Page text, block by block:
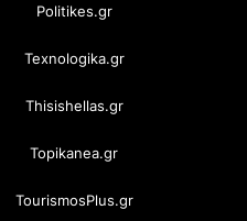
Politikes.gr
Texnologika.gr
Thisishellas.gr
Topikanea.gr
TourismosPlus.gr